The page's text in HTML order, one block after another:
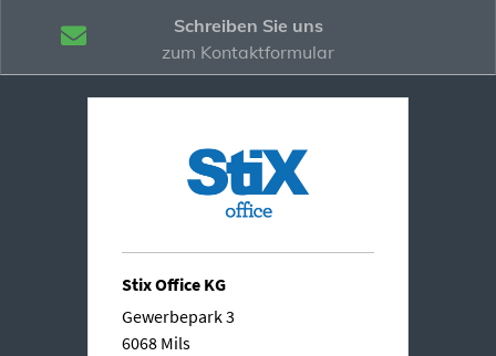
Schreiben Sie uns
zum Kontaktformular
Stix Office KG
Gewerbepark 3
6068 Mils